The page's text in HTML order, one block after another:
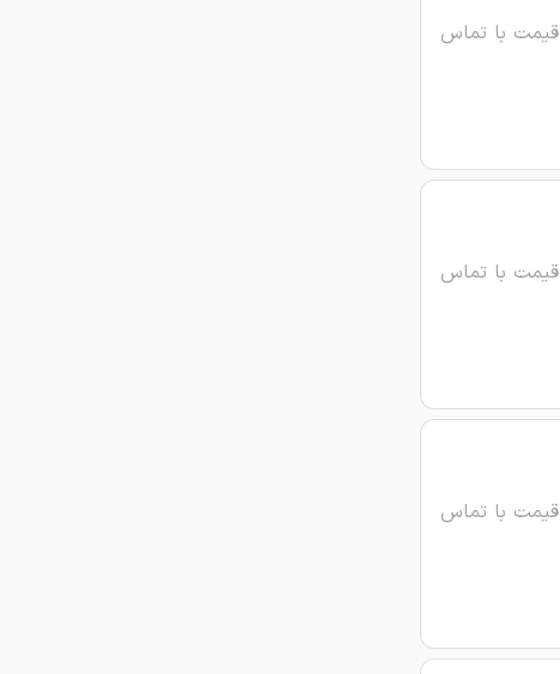
قیمت با تماس
قیمت با تماس
قیمت با تماس